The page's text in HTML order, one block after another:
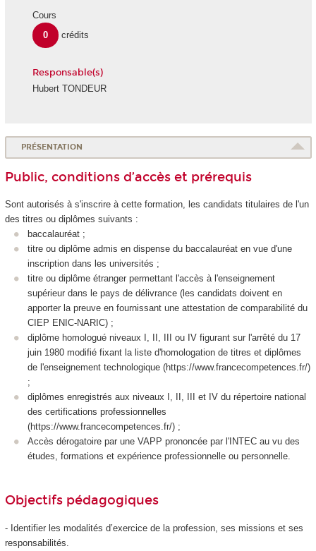
Cours
0
crédits
Responsable(s)
Hubert TONDEUR
PRÉSENTATION
Public, conditions d’accès et prérequis
Sont autorisés à s'inscrire à cette formation, les candidats titulaires de l'un
des titres ou diplômes suivants :
baccalauréat ;
titre ou diplôme admis en dispense du baccalauréat en vue d'une
inscription dans les universités ;
titre ou diplôme étranger permettant l'accès à l'enseignement
supérieur dans le pays de délivrance (les candidats doivent en
apporter la preuve en fournissant une attestation de comparabilité du
CIEP ENIC-NARIC) ;
diplôme homologué niveaux I, II, III ou IV figurant sur l'arrêté du 17
juin 1980 modifié fixant la liste d'homologation de titres et diplômes
de l'enseignement technologique (https://www.francecompetences.fr/)
;
diplômes enregistrés aux niveaux I, II, III et IV du répertoire national
des certifications professionnelles
(https://www.francecompetences.fr/) ;
Accès dérogatoire par une VAPP prononcée par l'INTEC au vu des
études, formations et expérience professionnelle ou personnelle.
Objectifs pédagogiques
- Identifier les modalités d’exercice de la profession, ses missions et ses
responsabilités.